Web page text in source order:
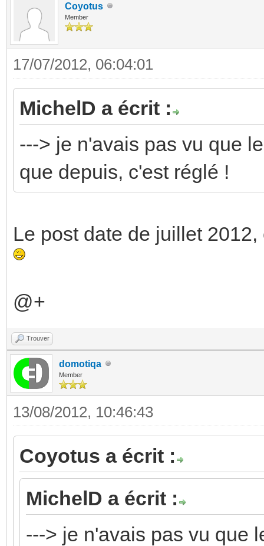
Coyotus
Member
17/07/2012, 06:04:01
MichelD a écrit :
---> je n'avais pas vu que
que depuis, c'est réglé !
Le post date de juillet
@+
Trouver
domotiqa
Member
13/08/2012, 10:46:43
Coyotus a écrit :
MichelD a écrit :
---> je n'avais pas vu que